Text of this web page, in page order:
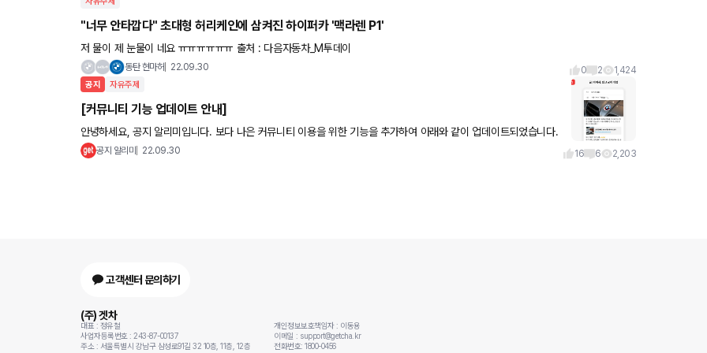
"너무 안타깝다" 초대형 허리케인에 삼켜진 하이퍼카 '맥라렌 P1'
저 물이 제 눈물이 네요 ㅠㅠㅠㅠㅠㅠ 출처 : 다음자동차_M투데이
동탄 현마허 22.09.30 0 2 1,424
공지 자유주제
[커뮤니티 기능 업데이트 안내]
안녕하세요, 공지 알리미입니다. 보다 나은 커뮤니티 이용을 위한 기능을 추가하여 아래와 같이 업데이트되었습니다.
■ 주요 업데이트 내용 1. 글, 이미지, 링크 교차 작성이 가능해졌어요. ① 게시
공지 알리미 22.09.30 16 6 2,203
고객센터 문의하기
(주) 겟차
대표 : 정유철
사업자등록번호 : 243-87-00137
주소 : 서울특별시 강남구 삼성로91길 32 10층, 11층, 12층
개인정보보호책임자 : 이동용
이메일 : support@getcha.kr
전화번호: 1800-0456